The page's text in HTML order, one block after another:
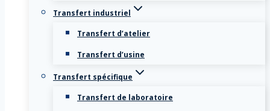
Transfert industriel
Transfert d’atelier
Transfert d’usine
Transfert spécifique
Transfert de laboratoire